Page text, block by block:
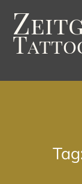
Z
T